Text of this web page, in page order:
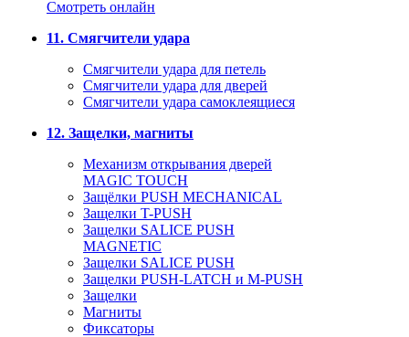
Смотреть онлайн
11. Смягчители удара
Смягчители удара для петель
Смягчители удара для дверей
Cмягчители удара самоклеящиеся
12. Защелки, магниты
Механизм открывания дверей
MAGIC TOUCH
Защёлки PUSH MECHANICAL
Защелки T-PUSH
Защелки SALICE PUSH
MAGNETIC
Защелки SALICE PUSH
Защелки PUSH-LATCH и M-PUSH
Защелки
Магниты
Фиксаторы